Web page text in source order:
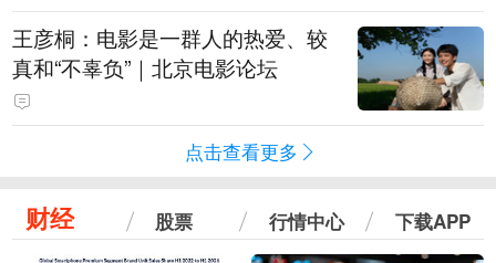
王彦桐：电影是一群人的热爱、较
真和“不辜负”｜北京电影论坛
点击查看更多
财经 股票 行情中心 下载APP